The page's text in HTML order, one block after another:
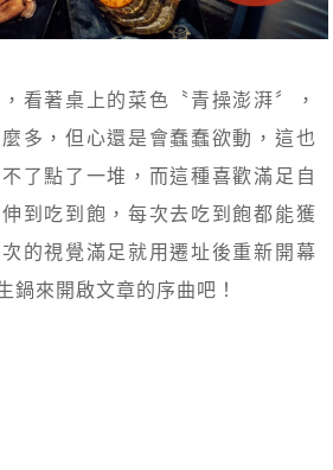
看著桌上的菜色〝青操澎湃〞，
多，但心還是會蠢蠢欲動，這也
了點了一堆，而這種喜歡滿足自
到吃到飽，每次去吃到飽都能獲
的視覺滿足就用遷址後重新開幕
鍋來開啟文章的序曲吧！